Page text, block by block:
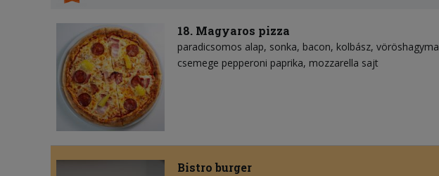
18. Magyaros pizza
paradicsomos alap sonka bacon kolbász vöröshagyma
csemege pepperoni paprika mozzarella sajt
Bistro burger